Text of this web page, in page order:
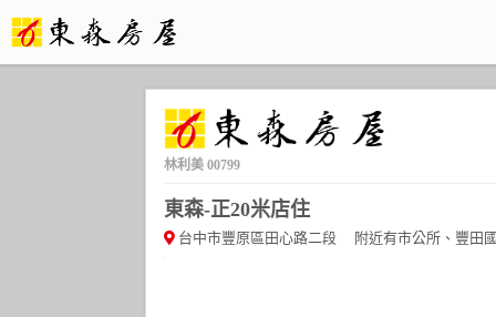
林利美 00799
東森-正20米店住
台中市豐原區田心路二段 附近有市公所、豐田國